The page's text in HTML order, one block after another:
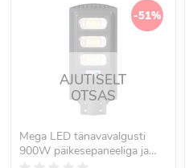
-51%
AJUTISELT
OTSAS
Mega LED tänavavalgusti
900W päikesepaneeliga ja